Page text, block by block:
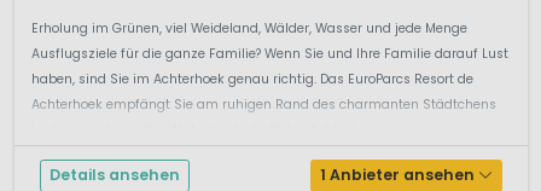
Erholung im Grünen, viel Weideland, Wälder, Wasser und jede Menge
Ausflugsziele für die ganze Familie? Wenn Sie und Ihre Familie darauf Lust
haben, sind Sie im Achterhoek genau richtig. Das EuroParcs Resort de
Achterhoek empfängt Sie am ruhigen Rand des charmanten Städtchens
Details ansehen 1 Anbieter ansehen